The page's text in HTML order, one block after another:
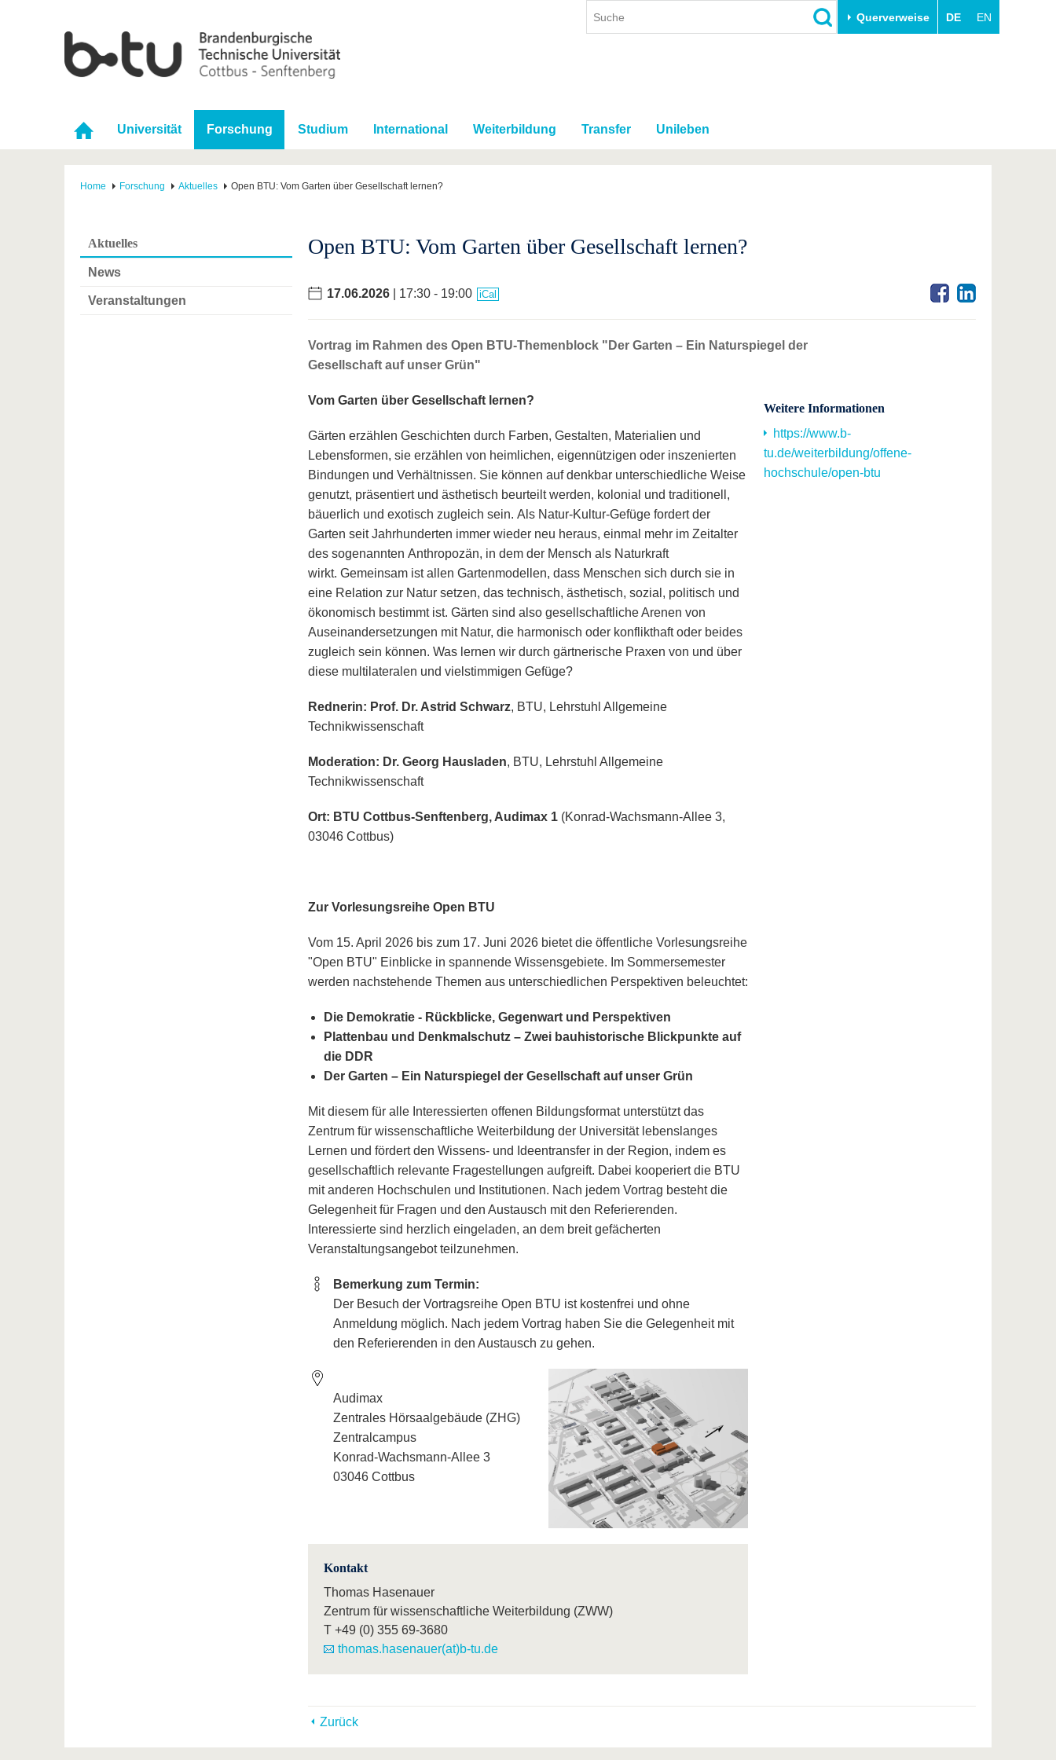
Querverweise DE EN
Universität Forschung Studium International Weiterbildung Transfer Unileben
Home Forschung Aktuelles Open BTU: Vom Garten über Gesellschaft lernen?
Aktuelles
News
Veranstaltungen
Open BTU: Vom Garten über Gesellschaft lernen?
17.06.2026 | 17:30 - 19:00 iCal
Vortrag im Rahmen des Open BTU-Themenblock "Der Garten – Ein Naturspiegel der
Gesellschaft auf unser Grün"
Vom Garten über Gesellschaft lernen?
Gärten erzählen Geschichten durch Farben, Gestalten, Materialien und
Lebensformen, sie erzählen von heimlichen, eigennützigen oder inszenierten
Bindungen und Verhältnissen. Sie können auf denkbar unterschiedliche Weise
genutzt, präsentiert und ästhetisch beurteilt werden, kolonial und traditionell,
bäuerlich und exotisch zugleich sein. Als Natur-Kultur-Gefüge fordert der
Garten seit Jahrhunderten immer wieder neu heraus, einmal mehr im Zeitalter
des sogenannten Anthropozän, in dem der Mensch als Naturkraft
wirkt. Gemeinsam ist allen Gartenmodellen, dass Menschen sich durch sie in
eine Relation zur Natur setzen, das technisch, ästhetisch, sozial, politisch und
ökonomisch bestimmt ist. Gärten sind also gesellschaftliche Arenen von
Auseinandersetzungen mit Natur, die harmonisch oder konflikthaft oder beides
zugleich sein können. Was lernen wir durch gärtnerische Praxen von und über
diese multilateralen und vielstimmigen Gefüge?
Rednerin: Prof. Dr. Astrid Schwarz, BTU, Lehrstuhl Allgemeine
Technikwissenschaft
Moderation: Dr. Georg Hausladen, BTU, Lehrstuhl Allgemeine
Technikwissenschaft
Ort: BTU Cottbus-Senftenberg, Audimax 1 (Konrad-Wachsmann-Allee 3,
03046 Cottbus)
Zur Vorlesungsreihe Open BTU
Vom 15. April 2026 bis zum 17. Juni 2026 bietet die öffentliche Vorlesungsreihe
"Open BTU" Einblicke in spannende Wissensgebiete. Im Sommersemester
werden nachstehende Themen aus unterschiedlichen Perspektiven beleuchtet:
Die Demokratie - Rückblicke, Gegenwart und Perspektiven
Plattenbau und Denkmalschutz – Zwei bauhistorische Blickpunkte auf
die DDR
Der Garten – Ein Naturspiegel der Gesellschaft auf unser Grün
Mit diesem für alle Interessierten offenen Bildungsformat unterstützt das
Zentrum für wissenschaftliche Weiterbildung der Universität lebenslanges
Lernen und fördert den Wissens- und Ideentransfer in der Region, indem es
gesellschaftlich relevante Fragestellungen aufgreift. Dabei kooperiert die BTU
mit anderen Hochschulen und Institutionen. Nach jedem Vortrag besteht die
Gelegenheit für Fragen und den Austausch mit den Referierenden.
Interessierte sind herzlich eingeladen, an dem breit gefächerten
Veranstaltungsangebot teilzunehmen.
Bemerkung zum Termin:
Der Besuch der Vortragsreihe Open BTU ist kostenfrei und ohne
Anmeldung möglich. Nach jedem Vortrag haben Sie die Gelegenheit mit
den Referierenden in den Austausch zu gehen.
Audimax
Zentrales Hörsaalgebäude (ZHG)
Zentralcampus
Konrad-Wachsmann-Allee 3
03046 Cottbus
Kontakt
Thomas Hasenauer
Zentrum für wissenschaftliche Weiterbildung (ZWW)
T +49 (0) 355 69-3680
thomas.hasenauer(at)b-tu.de
Weitere Informationen
https://www.b-
tu.de/weiterbildung/offene-
hochschule/open-btu
Zurück